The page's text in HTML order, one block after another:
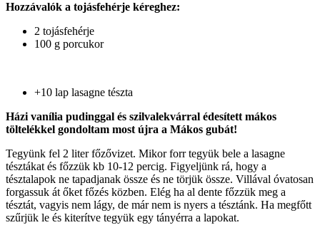
Hozzávalók a tojásfehérje kéreghez:
2 tojásfehérje
100 g porcukor
+10 lap lasagne tészta
Házi vanília pudinggal és szilvalekvárral édesített mákos
töltelékkel gondoltam most újra a Mákos gubát!
Tegyünk fel 2 liter főzővizet. Mikor forr tegyük bele a lasagne
tésztákat és főzzük kb 10-12 percig. Figyeljünk rá, hogy a
tésztalapok ne tapadjanak össze és ne törjük össze. Villával óvatosan
forgassuk át őket főzés közben. Elég ha al dente főzzük meg a
tésztát, vagyis nem lágy, de már nem is nyers a tésztánk. Ha megfőtt
szűrjük le és kiterítve tegyük egy tányérra a lapokat.